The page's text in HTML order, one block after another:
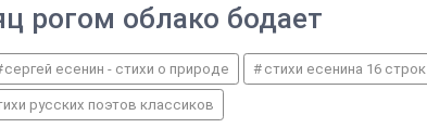
рогом облако бодает
сергей есенин - стихи о природе стихи есенина 16 строк
русских поэтов классиков